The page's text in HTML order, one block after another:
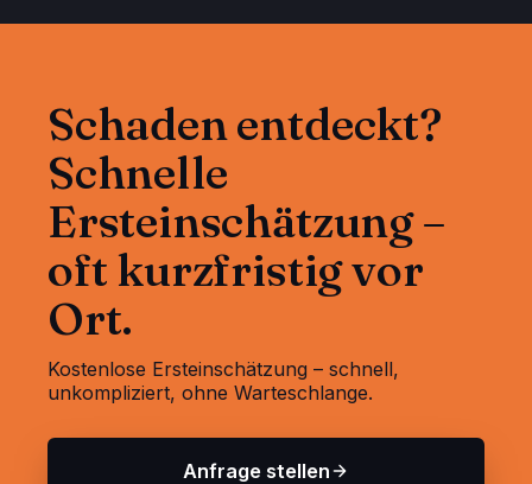
Schaden entdeckt?
Schnelle
Ersteinschätzung –
oft kurzfristig vor
Ort.
Kostenlose Ersteinschätzung – schnell,
unkompliziert, ohne Warteschlange.
Anfrage stellen